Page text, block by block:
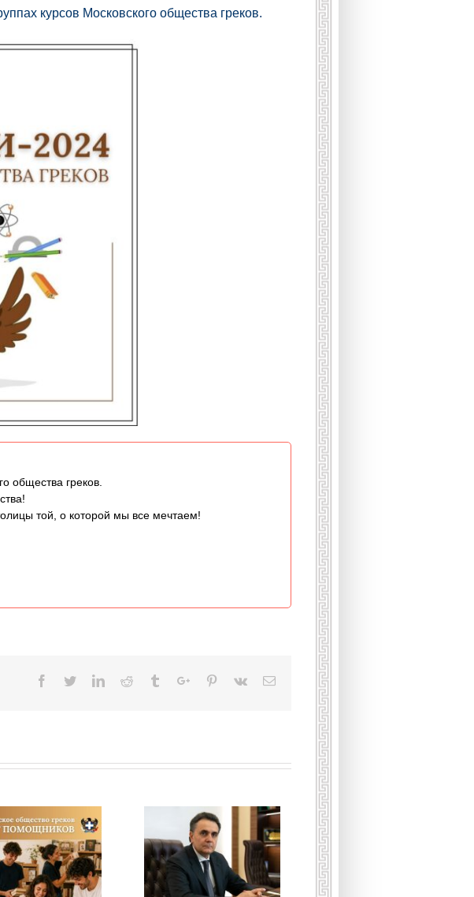
курсов Московского общества греков.
общества греков.
той, о которой мы все мечтаем!
Facebook
TwitterLinkedinReddit TumblrGoogle+Pinterest
Vk Email